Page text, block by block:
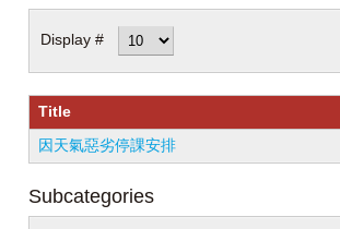
Display #
Title
因天氣惡劣停課安排
Subcategories